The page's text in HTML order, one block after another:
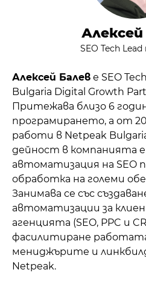
Алексей
SEO Tech
Алексей Балев е SEO
Bulgaria Digital Growth
Притежава близо 6
програмирането, а от
работи в Netpeak
дейност в компанията е
автоматизация на SEO
обработка на големи
Занимава се със
автоматизации за
агенцията (SEO, PPC и
фасилитиране
мениджърите и
Netpeak.